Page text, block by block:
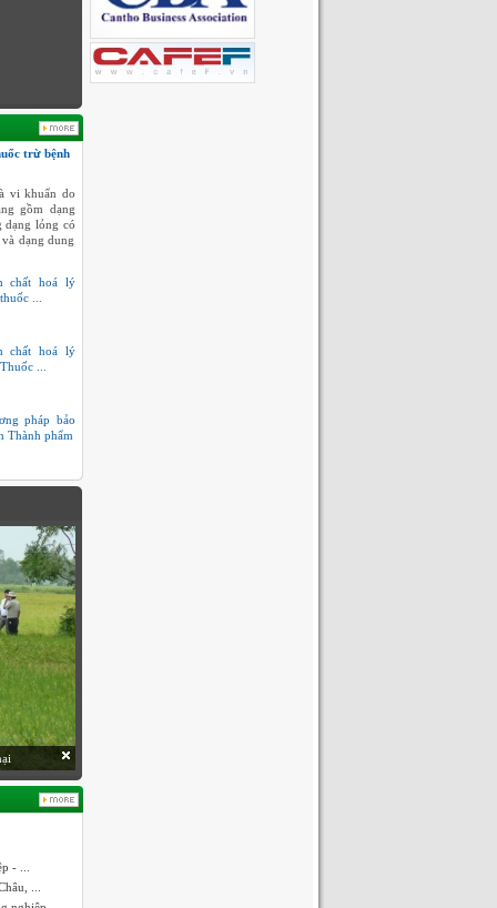
trừ bệnh
vi khuẩn do
gồm dạng
dạng lỏng có
dạng dung
chất hoá lý
...
chất hoá lý
...
pháp bảo
Thành phẩm
- ...
...